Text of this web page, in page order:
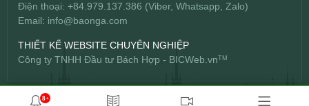
Điện thoại: +84.979.137.386 (Viber, Whatsapp, Zalo)
Email: info@baonga.com
THIẾT KẾ WEBSITE CHUYÊN NGHIỆP
Công ty TNHH Đầu tư Bách Hợp - BICWeb.vnTM
8+